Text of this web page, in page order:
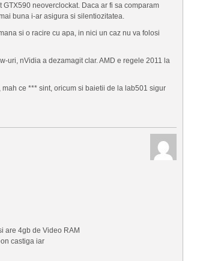
neoverclockat. Daca ar fi sa comparam
buna i-ar asigura si silentiozitatea.
si o racire cu apa, in nici un caz nu va folosi
uri, nVidia a dezamagit clar. AMD e regele 2011 la
ce *** sint, oricum si baietii de la lab501 sigur
are 4gb de Video RAM
castiga iar